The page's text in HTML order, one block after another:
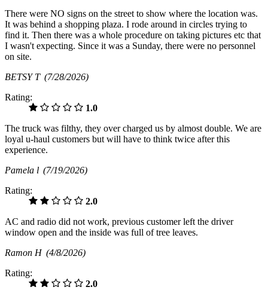
There were NO signs on the street to show where the location was.
It was behind a shopping plaza. I rode around in circles trying to
find it. Then there was a whole procedure on taking pictures etc that
I wasn't expecting. Since it was a Sunday, there were no personnel
on site.
BETSY T (7/28/2026)
Rating:
1.0
The truck was filthy, they over charged us by almost double. We are
loyal u-haul customers but will have to think twice after this
experience.
Pamela l (7/19/2026)
Rating:
2.0
AC and radio did not work, previous customer left the driver
window open and the inside was full of tree leaves.
Ramon H (4/8/2026)
Rating:
2.0